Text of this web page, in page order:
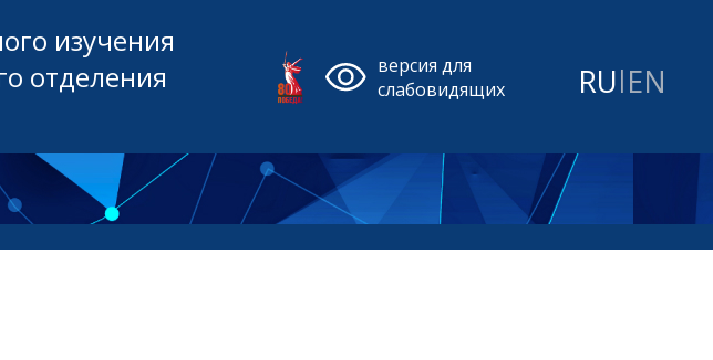
изучения
отделения
версия для
слабовидящих
RU| EN